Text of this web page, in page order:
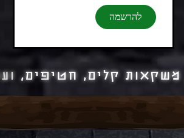
להרשמה
משקאות קלים, חטיפים,